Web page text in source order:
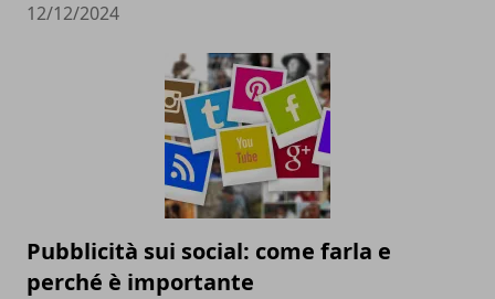
12/12/2024
Pubblicità sui social: come farla e
perché è importante